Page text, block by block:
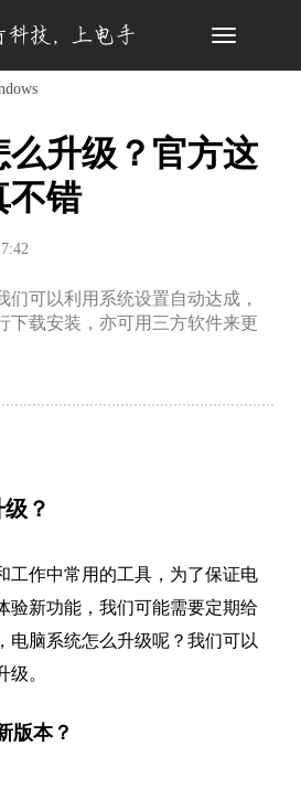
Toggle
么升级？官方这
不错
们可以利用系统设置自动达成，
下载安装，亦可用三方软件来更
？
工作中常用的工具，为了保证电
验新功能，我们可能需要定期给
电脑系统怎么升级呢？我们可以
。
版本？